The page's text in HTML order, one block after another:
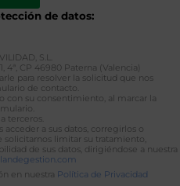
de datos:
S.L.
4ª, CP 46980 Paterna (Valencia)
para resolver la solicitud que nos
de contacto.
con su consentimiento, al marcar la
terceros.
acceder a sus datos, corregirlos o
limitar su tratamiento,
de sus datos, dirigiéndose a nuestra
en nuestra Política de Privacidad